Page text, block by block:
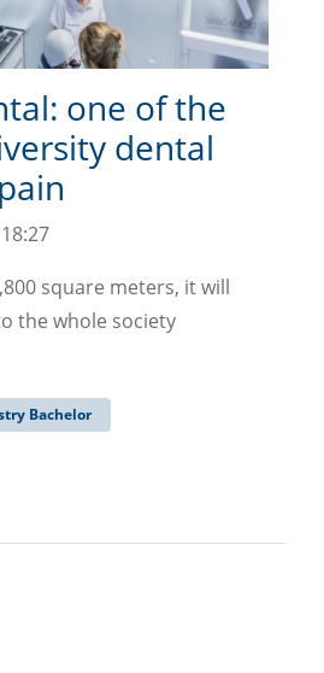
one of the
dental
square meters, it will
the whole society
Bachelor